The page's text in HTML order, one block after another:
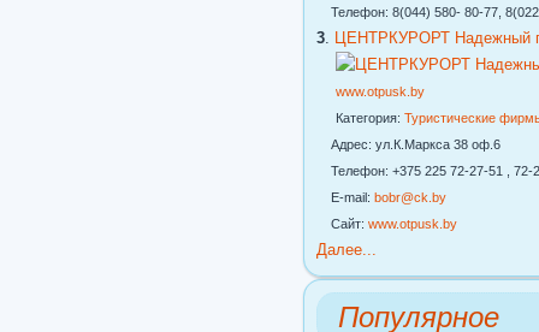
Телефон: 8(044) 580- 80-77,
3. ЦЕНТРКУРОРТ Надежный
www.otpusk.by
Категория: Туристические
Адрес: ул.К.Маркса 38 оф.6
Телефон: +375 225 72-27-51 , 72-
E-mail: bobr@ck.by
Сайт: www.otpusk.by
Далее...
Популярное